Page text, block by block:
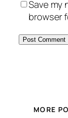
Save my
browser
MORE